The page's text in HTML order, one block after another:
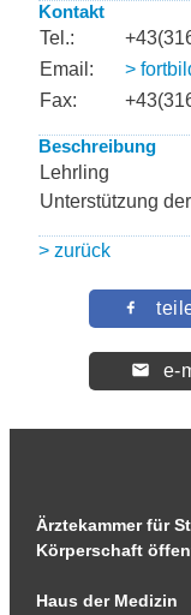
Kontakt
Tel.:
Email:
>
Fax:
Beschreibung
Lehrling
Unterstützung
> zurück
e-
Ärztekammer für
Körperschaft
Haus der Medizin